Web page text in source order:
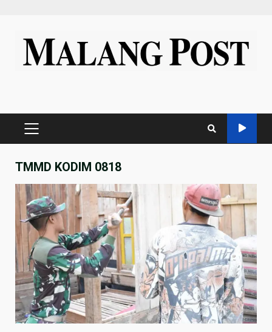
content
PRIMARY
TMMD KODIM 0818